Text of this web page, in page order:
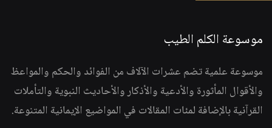
موسوعة الكلم الطيب
موسوعة علمية تضم عشرات الآلاف من الفوائد والحكم والمواعظ
والأقوال المأثورة والأدعية والأذكار والأحاديث النبوية والتأملات
القرآنية بالإضافة لمئات المقالات في المواضيع الإيمانية المتنوعة.